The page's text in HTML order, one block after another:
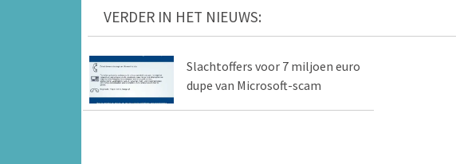
VERDER IN HET NIEUWS:
Slachtoffers voor 7 miljoen euro
dupe van Microsoft-scam